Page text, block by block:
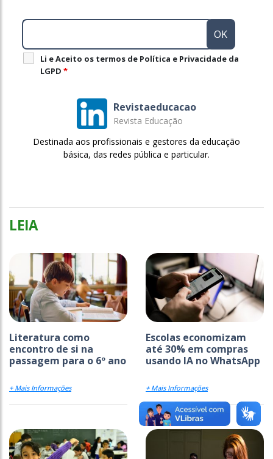
Li e Aceito os termos de Política e Privacidade da
LGPD *
Revistaeducacao
Revista Educação
Destinada aos profissionais e gestores da educação
básica, das redes pública e particular.
LEIA
Literatura como
encontro de si na
passagem para o 6º ano
+ Mais Informações
Escolas economizam
até 30% em compras
usando IA no WhatsApp
+ Mais Informações